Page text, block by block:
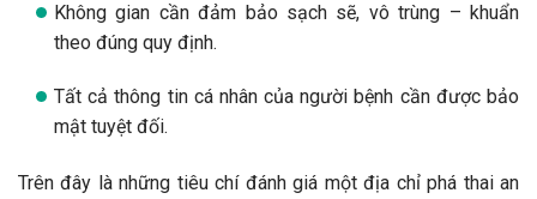
Không gian cần đảm bảo sạch sẽ, vô trùng – khuẩn
theo đúng quy định.
Tất cả thông tin cá nhân của người bệnh cần được bảo
mật tuyệt đối.
Trên đây là những tiêu chí đánh giá một địa chỉ phá thai an